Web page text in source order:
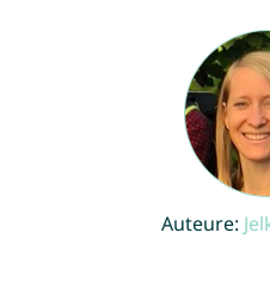
Auteure: